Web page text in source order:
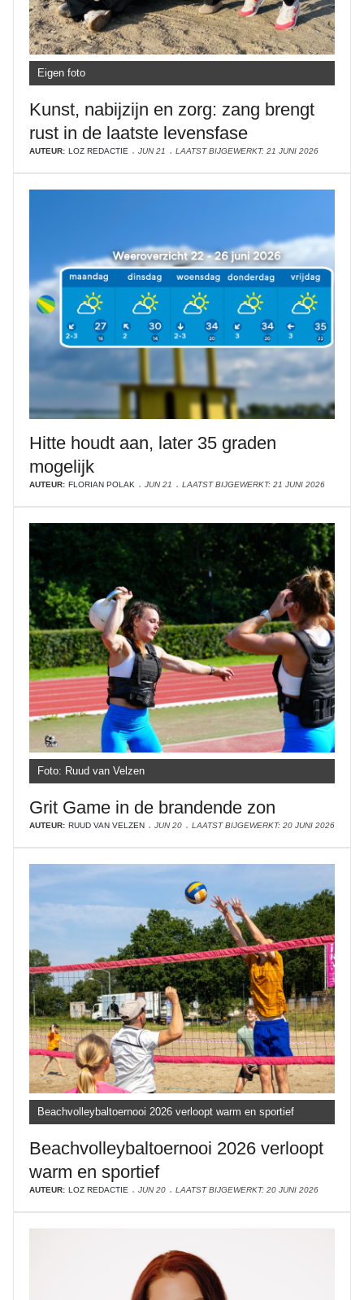
Eigen foto
Kunst, nabijzijn en zorg: zang brengt
rust in de laatste levensfase
AUTEUR: LOZ REDACTIE JUN 21 LAATST BIJGEWERKT: 21 JUNI 2026
Hitte houdt aan, later 35 graden
mogelijk
AUTEUR: FLORIAN POLAK JUN 21 LAATST BIJGEWERKT: 21 JUNI 2026
Foto: Ruud van Velzen
Grit Game in de brandende zon
AUTEUR: RUUD VAN VELZEN JUN 20 LAATST BIJGEWERKT: 20 JUNI 2026
Beachvolleybaltoernooi 2026 verloopt warm en sportief
Beachvolleybaltoernooi 2026 verloopt
warm en sportief
AUTEUR: LOZ REDACTIE JUN 20 LAATST BIJGEWERKT: 20 JUNI 2026